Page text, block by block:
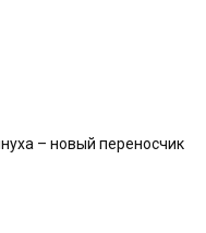
– новый переносчик